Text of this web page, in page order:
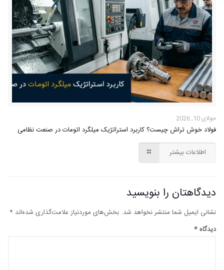
جولای 10, 2026
فولاد خوش تراش چیست؟ کاربرد استراتژیک میلگرد اتومات در صنعت نظامی
اطلاعات بیشتر
دیدگاهتان را بنویسید
نشانی ایمیل شما منتشر نخواهد شد. بخش‌های موردنیاز علامت‌گذاری شده‌اند *
دیدگاه*